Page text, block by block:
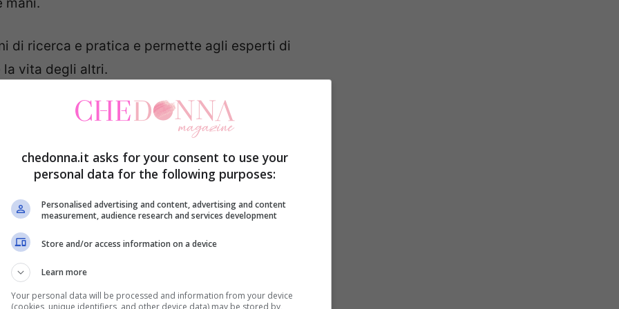
di ricerca e pratica e permette agli esperti di
la vita degli altri.
le linee della mano, è possibile
saggezza, carriera, matrimonioe molti altri
diverse interpretazioni in base alle loro
un palmo della mano, è generalmente
della persona,quella che viene usata
rappresentativa della
delsubconscio.
chedonna.it asks for your consent to use your
personal data for the following purposes:
Personalised advertising and content, advertising and content
measurement, audience research and services development
Store and/or access information on a device
Learn more
Your personal data will be processed and information from your device
(cookies, unique identifiers, and other device data) may be stored by,